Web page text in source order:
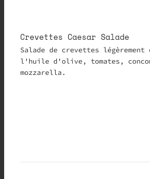
Crevettes Caesar Salade
Salade de crevettes
l'huile d'olive, tomates,
mozzarella.